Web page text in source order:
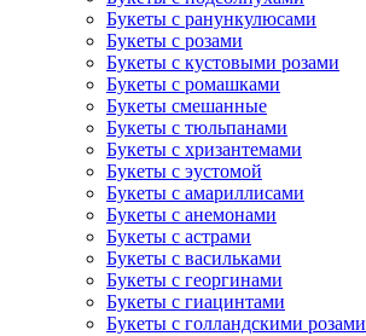
Букеты с ранункулюсами
Букеты с розами
Букеты с кустовыми розами
Букеты с ромашками
Букеты смешанные
Букеты с тюльпанами
Букеты с хризантемами
Букеты с эустомой
Букеты с амариллисами
Букеты с анемонами
Букеты с астрами
Букеты с васильками
Букеты с георгинами
Букеты с гиацинтами
Букеты с голландскими розами